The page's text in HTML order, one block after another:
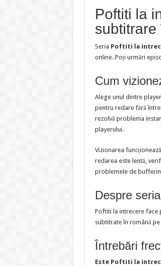
Poftiti la
Seria Poftiti la
online. Poți urmări
Cum
Alege unul dintre
pentru redare fără
rezolvă problema
playerului.
Vizionarea
redarea este lentă,
problemele de
Despre
Poftiti la intrecere face
subtitrate în română
Întrebări
Este Poftiti la